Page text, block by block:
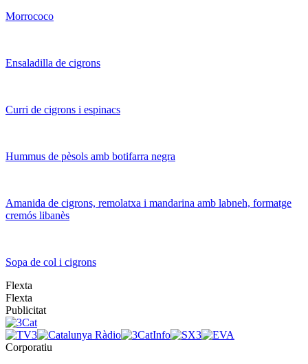
Morrococo
Ensaladilla de cigrons
Curri de cigrons i espinacs
Hummus de pèsols amb botifarra negra
Amanida de cigrons, remolatxa i mandarina amb labneh, formatge
cremós libanès
Sopa de col i cigrons
Flexta
Flexta
Publicitat
Corporatiu